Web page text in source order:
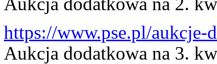
https://www.pse.pl/aukcje-
Aukcja dodatkowa na 3.